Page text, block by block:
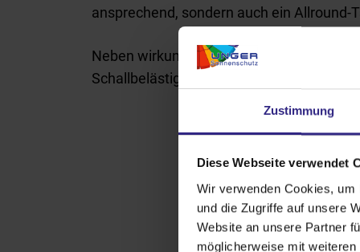
Zustimmung
Diese Webseite verwendet
Wir verwenden Cookies,
und die Zugriffe auf unsere
Website an unsere Partner
möglicherweise mit
ansprechend, sondern auch ein Allround-
Neben wirkungsvollem Sonnenschutz
Schallbelästigung. Bedienbar ist er